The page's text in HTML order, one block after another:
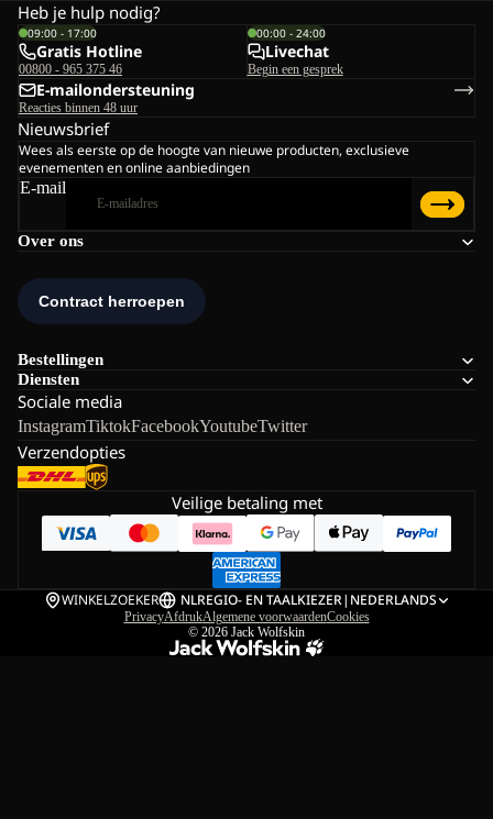
Over ons
Bestellingen
Diensten
Sociale media
InstagramTiktokFacebookYoutubeTwitter
Verzendopties
Heb je hulp nodig?
09:00 - 17:00
Gratis Hotline
00800 - 965 375 46
00:00 - 24:00
Livechat
Begin een gesprek
E-mailondersteuning
Reacties binnen 48 uur
Nieuwsbrief
Wees als eerste op de hoogte van nieuwe producten, exclusieve
evenementen en online aanbiedingen
E-mail
Veilige betaling met
WINKELZOEKER NLREGIO- EN TAALKIEZER| NEDERLANDS
PrivacyAfdrukAlgemene voorwaardenCookies
© 2026 Jack Wolfskin